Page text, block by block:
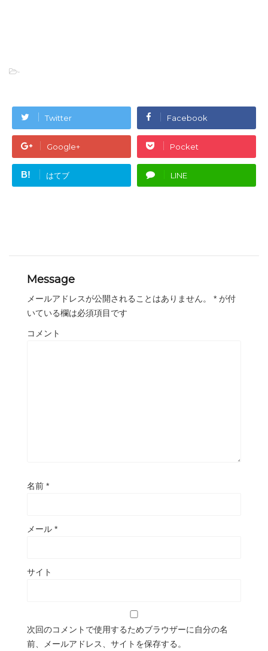
-
Twitter Facebook
Google+ Pocket
B! はてブ LINE
Message
メールアドレスが公開されることはありません。 * が付
いている欄は必須項目です
コメント
名前 *
メール *
サイト
次回のコメントで使用するためブラウザーに自分の名
前、メールアドレス、サイトを保存する。